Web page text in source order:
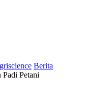
Berita
Petani